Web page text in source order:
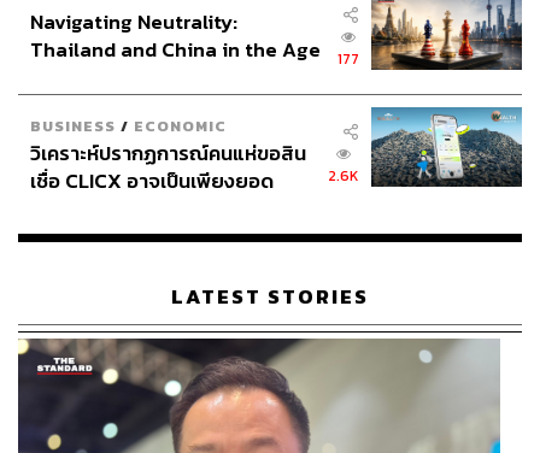
Navigating Neutrality:
Thailand and China in the Age
177
BUSINESS / ECONOMIC
วิเคราะห์ปรากฏการณ์คนแห่ขอสิน
เชื่อ CLICX อาจเป็นเพียงยอด
เรือนไทยที่ถูกซุกไว้
2.6K
LATEST STORIES